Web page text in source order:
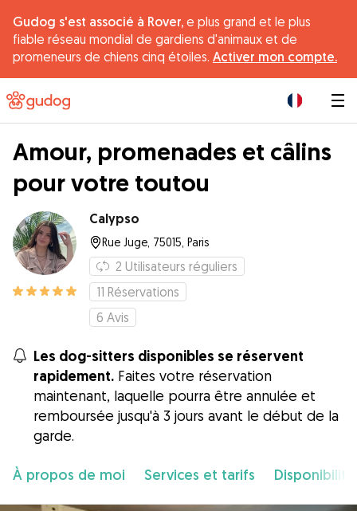
Gudog s'est associé à Rover, e plus grand et le plus
fiable réseau mondial de gardiens d'animaux et de
promeneurs de chiens cinq étoiles. Activer mon compte.
Amour, promenades et câlins
pour votre toutou
Calypso
Rue Juge, 75015, Paris
2 Utilisateurs réguliers
11 Réservations
6 Avis
Les dog-sitters disponibles se réservent
rapidement. Faites votre réservation
maintenant, laquelle pourra être annulée et
remboursée jusqu'à 3 jours avant le début de la
garde.
À propos de moi Services et tarifs Disponibilité